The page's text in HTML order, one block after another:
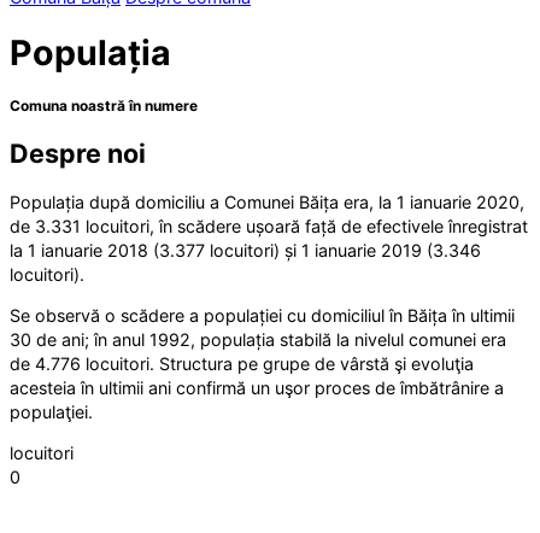
Populația
Comuna noastră în numere
Despre noi
Populația după domiciliu a Comunei Băița era, la 1 ianuarie 2020,
de 3.331 locuitori, în scădere ușoară față de efectivele înregistrat
la 1 ianuarie 2018 (3.377 locuitori) și 1 ianuarie 2019 (3.346
locuitori).
Se observă o scădere a populației cu domiciliul în Băița în ultimii
30 de ani; în anul 1992, populația stabilă la nivelul comunei era
de 4.776 locuitori. Structura pe grupe de vârstă şi evoluţia
acesteia în ultimii ani confirmă un uşor proces de îmbătrânire a
populaţiei.
locuitori
0